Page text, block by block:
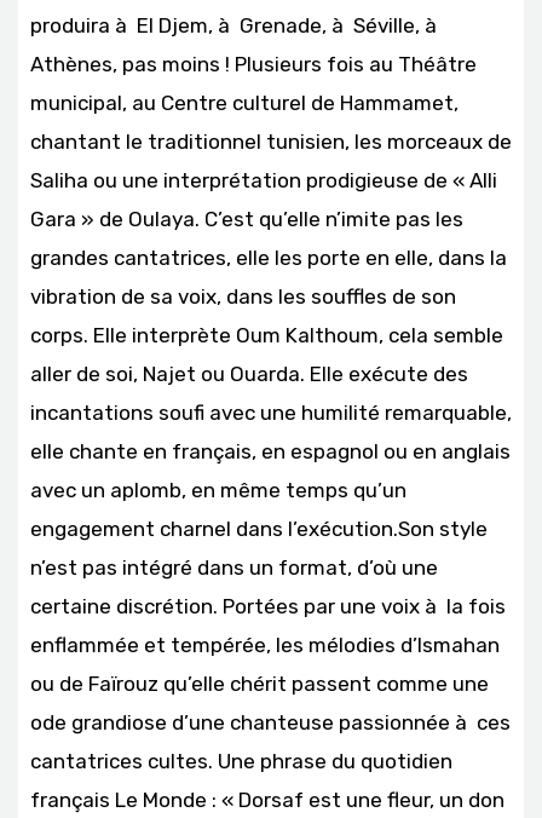
produira à El Djem, à Grenade, à Séville, à
Athènes, pas moins ! Plusieurs fois au Théâtre
municipal, au Centre culturel de Hammamet,
chantant le traditionnel tunisien, les morceaux de
Saliha ou une interprétation prodigieuse de « Alli
Gara » de Oulaya. C’est qu’elle n’imite pas les
grandes cantatrices, elle les porte en elle, dans la
vibration de sa voix, dans les souffles de son
corps. Elle interprète Oum Kalthoum, cela semble
aller de soi, Najet ou Ouarda. Elle exécute des
incantations soufi avec une humilité remarquable,
elle chante en français, en espagnol ou en anglais
avec un aplomb, en même temps qu’un
engagement charnel dans l’exécution.Son style
n’est pas intégré dans un format, d’où une
certaine discrétion. Portées par une voix à la fois
enflammée et tempérée, les mélodies d’Ismahan
ou de Faïrouz qu’elle chérit passent comme une
ode grandiose d’une chanteuse passionnée à ces
cantatrices cultes. Une phrase du quotidien
français Le Monde : « Dorsaf est une fleur, un don